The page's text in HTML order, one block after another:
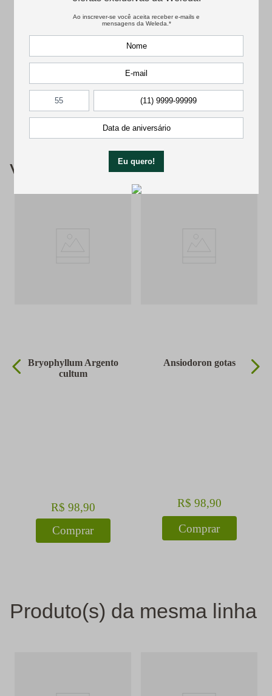
Avaliações
Faça login para escrever uma avaliação.
Mais recentes Todos
Carregando avaliações…
Você também pode gostar
Bryophyllum Argento
cultum
R$ 98,90
Comprar
Ansiodoron gotas
R$ 98,90
Comprar
Produto(s) da mesma linha